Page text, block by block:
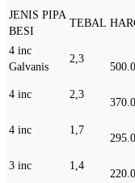
JENIS PIPA
BESI
TEBAL
4 inc
Galvanis
2,3
4 inc 2,3
4 inc 1,7
3 inc 1,4